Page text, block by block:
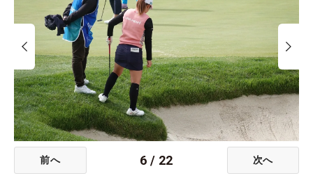
前へ 6 / 22 次へ